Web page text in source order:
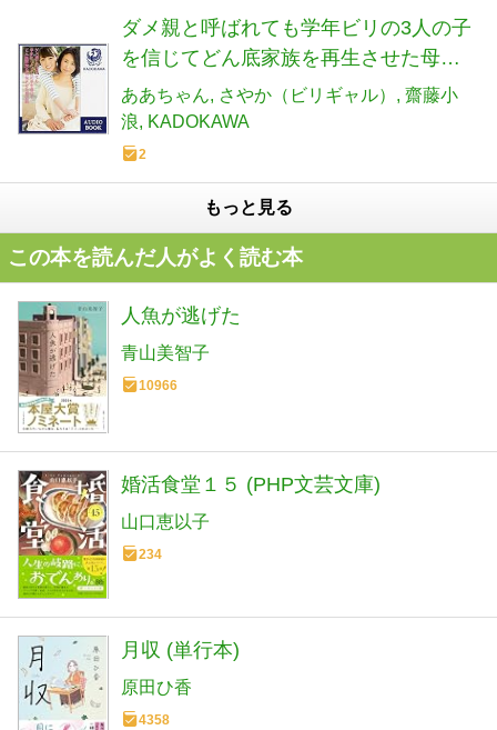
ダメ親と呼ばれても学年ビリの3人の子
を信じてどん底家族を再生させた母の
話: (KADOKAWA)
ああちゃん さやか（ビリギャル）
齋藤小
浪
KADOKAWA
2
もっと見る
この本を読んだ人がよく読む本
人魚が逃げた
青山美智子
10966
婚活食堂１５ (PHP文芸文庫)
山口恵以子
234
月収 (単行本)
原田ひ香
4358